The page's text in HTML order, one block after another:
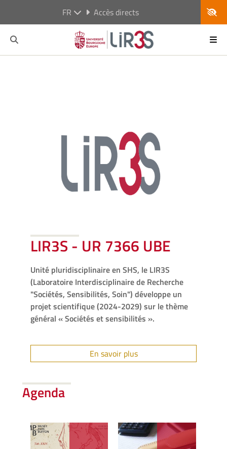
FR Accès directs
LIR3S - UR 7366 UBE
Unité pluridisciplinaire en SHS, le LIR3S
(Laboratoire Interdisciplinaire de Recherche
"Sociétés, Sensibilités, Soin") développe un
projet scientifique (2024-2029) sur le thème
général « Sociétés et sensibilités ».
En savoir plus
Agenda